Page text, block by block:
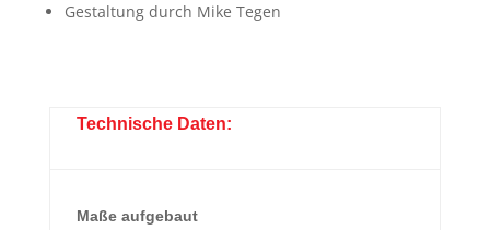
Gestaltung durch Mike Tegen
Technische Daten:
Maße aufgebaut